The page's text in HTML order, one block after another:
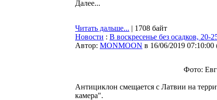
Далее...
Читать дальше... | 1708 байт
Новости : В воскресенье без осадков, 20-
Автор: MONMOON в 16/06/2019 07:10:00
Фото:
Антициклон смещается с Латвии на
камера".